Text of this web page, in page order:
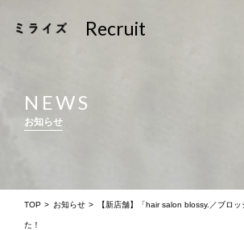
Recruit
Recruit
お知らせ
サロン一覧
NEWS
お知らせ
TOP お知らせ 【新店舗】「hair salon blossy.／ブロ
た！